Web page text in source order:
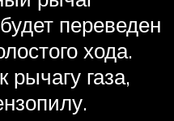
переведен
хода.
рычагу газа,